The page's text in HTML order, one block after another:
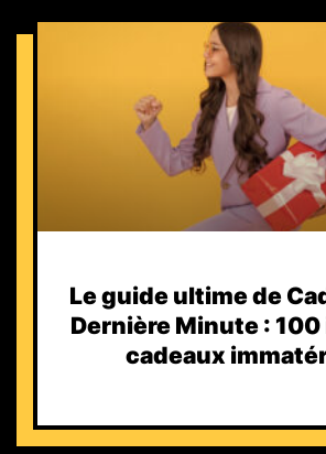
Le guide ultime de
Dernière Minute : 100
cadeaux